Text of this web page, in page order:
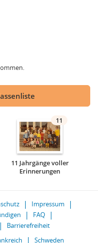
11
11 Jahrgänge voller
Erinnerungen
Impressum
FAQ
Barrierefreiheit
Schweden